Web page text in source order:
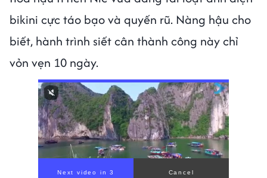
bikini cực táo bạo và quyến rũ. Nàng hậu cho
biết, hành trình siết cân thành công này chỉ
vỏn vẹn 10 ngày.